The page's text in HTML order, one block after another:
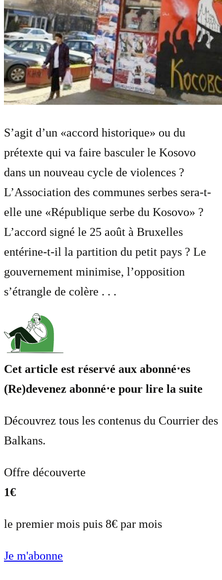
S’agit d’un «accord historique» ou du
prétexte qui va faire basculer le Kosovo
dans un nouveau cycle de violences ?
L’Association des communes serbes sera-t-
elle une «République serbe du Kosovo» ?
L’accord signé le 25 août à Bruxelles
entérine-t-il la partition du petit pays ? Le
gouvernement minimise, l’opposition
s’étrangle de colère . . .
Cet article est réservé aux abonné⋅es
(Re)devenez abonné⋅e pour lire la suite
Découvrez tous les contenus du Courrier des
Balkans.
Offre découverte
1€
le premier mois puis 8€ par mois
Je m'abonne